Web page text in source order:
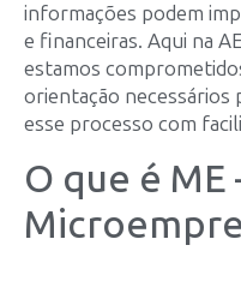
informações podem
e financeiras. Aqui na
estamos
orientação necessários
esse processo com
O que é ME